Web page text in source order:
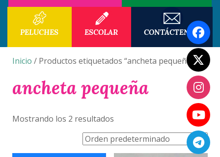
PELUCHES ESCOLAR CONTÁCTENOS
Inicio / Productos etiquetados “ancheta pequeña”
ancheta pequeña
Mostrando los 2 resultados